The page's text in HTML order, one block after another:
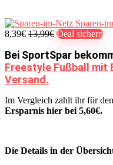
Sparen-
8,39€ 13,99€ Deal sichern
Bei SportSpar
Freestyle Fußball mit
Versand.
Im Vergleich zahlt ihr für
Ersparnis hier bei 5,60€.
Die Details in der